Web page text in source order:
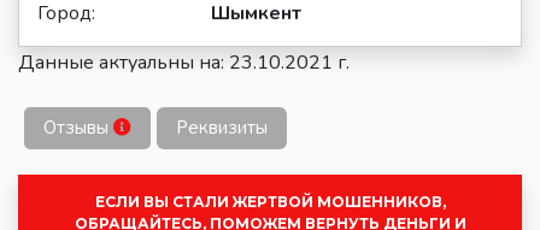
Город:
Шымкент
Данные актуальны на: 23.10.2021 г.
Отзывы Реквизиты
ЕСЛИ ВЫ СТАЛИ ЖЕРТВОЙ МОШЕННИКОВ,
ОБРАЩАЙТЕСЬ, ПОМОЖЕМ ВЕРНУТЬ ДЕНЬГИ И